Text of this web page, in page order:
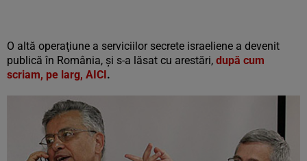
O altă operaţiune a serviciilor secrete israeliene a devenit
publică în România, şi s-a lăsat cu arestări, după cum
scriam, pe larg, AICI.